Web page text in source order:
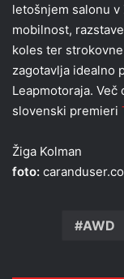
letošnjem salonu
mobilnost,
koles ter
zagotavlja idealno
Leapmotoraja. Več
slovenski premieri
Žiga Kolman
foto:
AWD